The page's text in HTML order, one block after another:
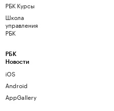
РБК Курсы
Школа
управления
РБК
РБК
Новости
iOS
Android
AppGallery